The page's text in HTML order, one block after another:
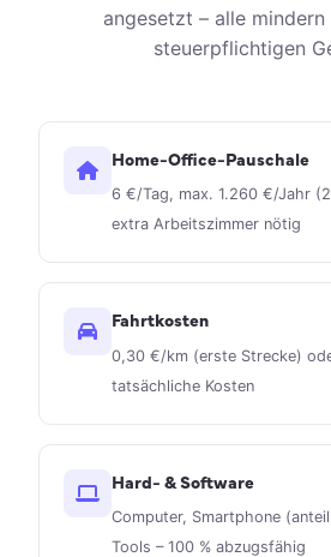
angesetzt – alle
steuerpflichtigen
Home-Office-Pauschale
6 €/Tag, max. 1.260 €/Jahr
extra Arbeitszimmer nötig
Fahrtkosten
0,30 €/km (erste Strecke)
tatsächliche Kosten
Hard- & Software
Computer, Smartphone
Tools – 100 % abzugsfähig